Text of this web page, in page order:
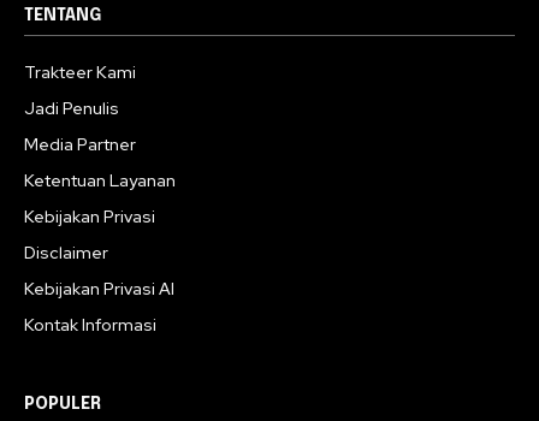
TENTANG
Trakteer Kami
Jadi Penulis
Media Partner
Ketentuan Layanan
Kebijakan Privasi
Disclaimer
Kebijakan Privasi AI
Kontak Informasi
POPULER